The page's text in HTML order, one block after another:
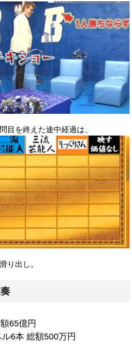
目を終えた途中経過は、
り出し。
65億円
6本 総額500万円